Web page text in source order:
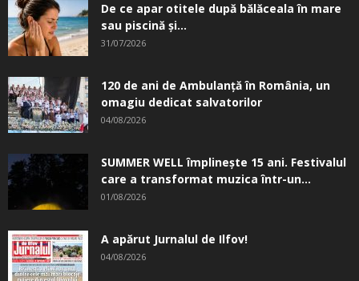
De ce apar otitele după bălăceala în mare
sau piscină și...
31/07/2026
120 de ani de Ambulanță în România, un
omagiu dedicat salvatorilor
04/08/2026
SUMMER WELL împlinește 15 ani. Festivalul
care a transformat muzica într-un...
01/08/2026
A apărut Jurnalul de Ilfov!
04/08/2026